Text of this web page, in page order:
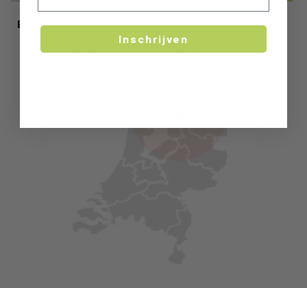
Ben je een particuliere of zakelijke klant?
Zakelijk
Inschrijven